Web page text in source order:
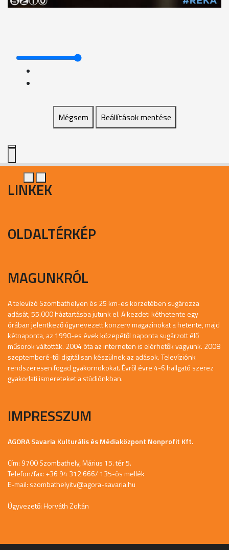
Mégsem Beállítások mentése
LINKEK
OLDALTÉRKÉP
MAGUNKRÓL
A televízó Szombathelyen és 25 km-es körzetében sugározza
adását, 55.000 háztartásba jutunk el. A kezdeti kéthetente egy
órában jelentkező úgynevezett konzerv magazinokat a hetente, majd
kétnaponta, az 1990-es évek közepétől naponta sugárzott élő
műsorok váltották. 2004 óta az interneten is elérhetők vagyunk. 2008
szeptemberé-től digitálisan készülnek az adások. Televíziónk
rendszeresen fogad gyakornokokat. Évről évre 4-6 hallgató szerez
gyakorlati ismereteket a stúdiónkban.
IMPRESSZUM
AGORA Savaria Kulturális és Médiaközpont Nonprofit Kft.
Cím: 9700 Szombathely, Márius 15. tér 5.
Telefon/fax: +36 94 312 666/ 135-ös mellék
E-mail: szombathelyitv@agora-savaria.hu
Ügyvezető: Horváth Zoltán